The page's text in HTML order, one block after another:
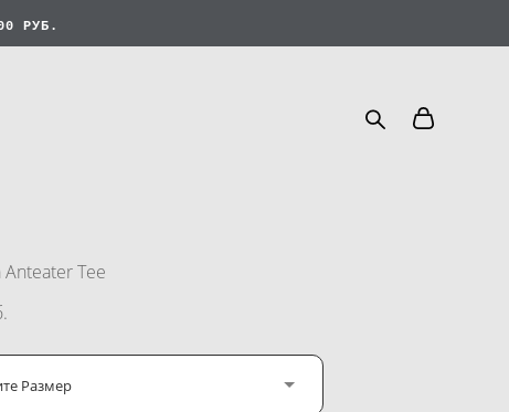
РУБ.
Anteater Tee
Размер